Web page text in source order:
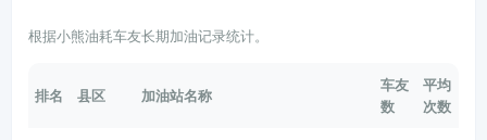
根据小熊油耗车友长期加油记录统计。
排名 县区 加油站名称
车友
数
平均
次数